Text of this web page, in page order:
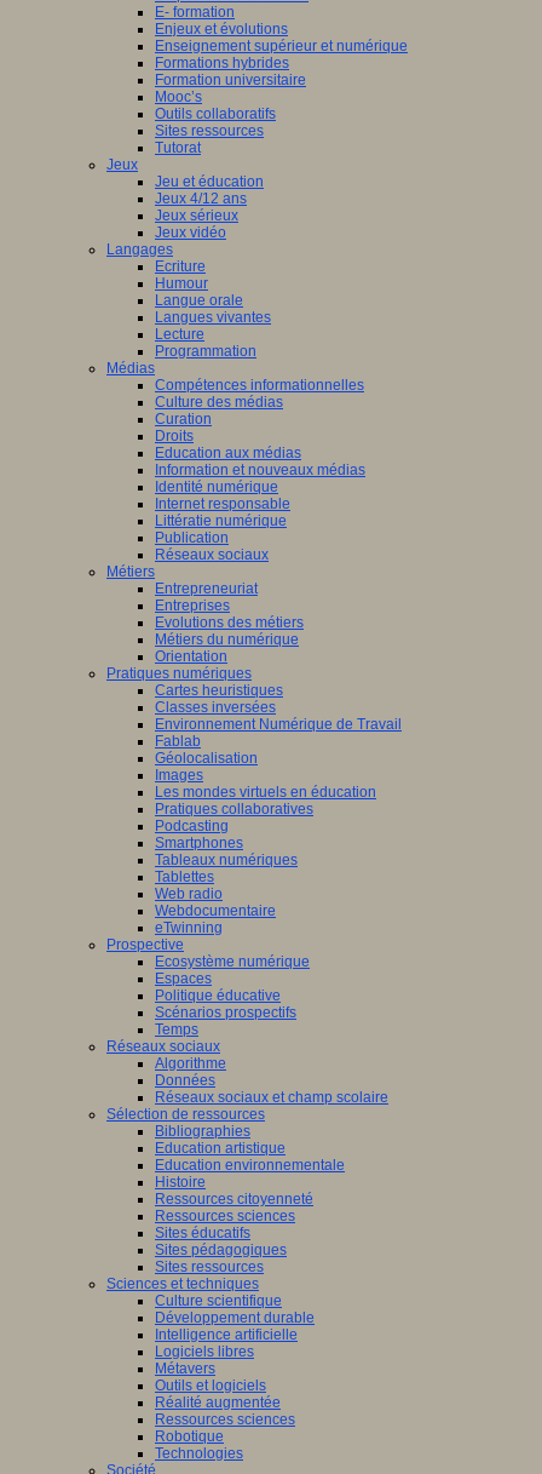
E- formation
Enjeux et évolutions
Enseignement supérieur et numérique
Formations hybrides
Formation universitaire
Mooc’s
Outils collaboratifs
Sites ressources
Tutorat
Jeux
Jeu et éducation
Jeux 4/12 ans
Jeux sérieux
Jeux vidéo
Langages
Ecriture
Humour
Langue orale
Langues vivantes
Lecture
Programmation
Médias
Compétences informationnelles
Culture des médias
Curation
Droits
Education aux médias
Information et nouveaux médias
Identité numérique
Internet responsable
Littératie numérique
Publication
Réseaux sociaux
Métiers
Entrepreneuriat
Entreprises
Evolutions des métiers
Métiers du numérique
Orientation
Pratiques numériques
Cartes heuristiques
Classes inversées
Environnement Numérique de Travail
Fablab
Géolocalisation
Images
Les mondes virtuels en éducation
Pratiques collaboratives
Podcasting
Smartphones
Tableaux numériques
Tablettes
Web radio
Webdocumentaire
eTwinning
Prospective
Ecosystème numérique
Espaces
Politique éducative
Scénarios prospectifs
Temps
Réseaux sociaux
Algorithme
Données
Réseaux sociaux et champ scolaire
Sélection de ressources
Bibliographies
Education artistique
Education environnementale
Histoire
Ressources citoyenneté
Ressources sciences
Sites éducatifs
Sites pédagogiques
Sites ressources
Sciences et techniques
Culture scientifique
Développement durable
Intelligence artificielle
Logiciels libres
Métavers
Outils et logiciels
Réalité augmentée
Ressources sciences
Robotique
Technologies
Société